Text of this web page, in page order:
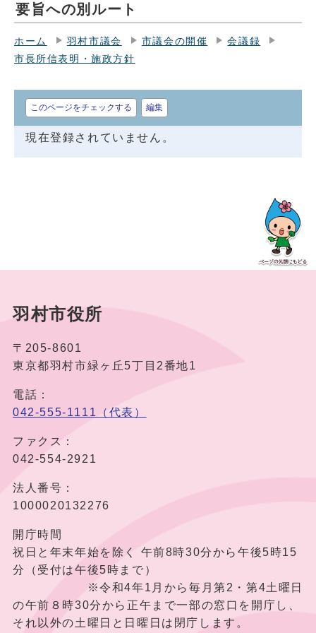
要旨への別ルート
ホーム 羽村市議会 市議会の開催
会議録
市長所信表明・施政方針
このページをチェックする 編集
現在登録されていません。
羽村市役所
〒205-8601
東京都羽村市緑ヶ丘5丁目2番地1
電話：
042-555-1111（代表）
ファクス：
042-554-2921
法人番号：
1000020132276
開庁時間
祝日と年末年始を除く 午前8時30分から午後5時15
分（受付は午後5時まで）
※令和4年1月から毎月第2・第4土曜日
の午前８時30分から正午まで一部の窓口を開庁し、
それ以外の土曜日と日曜日は閉庁します。